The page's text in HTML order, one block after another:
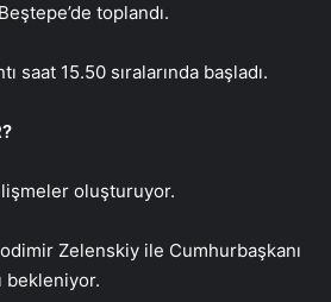
toplandı.
saat 15.50 sıralarında başladı.
oluşturuyor.
Zelenskiy ile Cumhurbaşkanı
bekleniyor.